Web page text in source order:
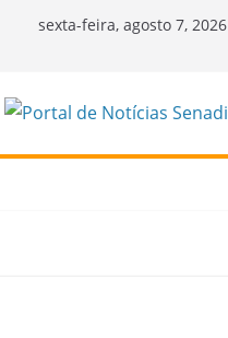
sexta-feira, agosto 7, 2026